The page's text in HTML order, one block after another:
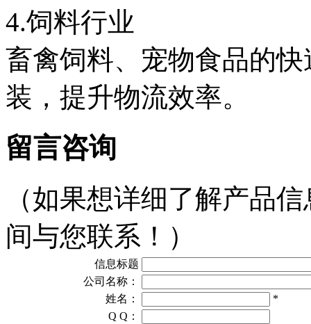
4.饲料行业
畜禽饲料、宠物食品的
装，提升物流效率。
留言咨询
（如果想详细了解产品
间与您联系！）
信息标题
公司名称：
姓名：
*
Q Q：